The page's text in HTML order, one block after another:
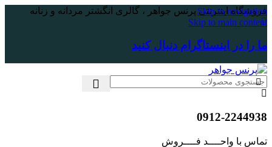
Skip to navigation
Skip to main content
فروشگاه اینترنتی پرنس جواهر ، گالری انگشتر مردانه و زنانه
ما را در اینستاگرام دنبال کنید
0912-2244938
تماس با واحــــد فــــروش